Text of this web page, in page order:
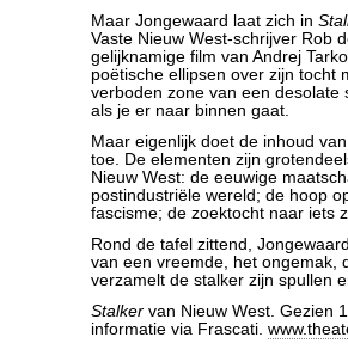
Maar Jongewaard laat zich in
Vaste Nieuw West-schrijver Rob
gelijknamige film van Andrej
poëtische ellipsen over zijn tocht
verboden zone van een desolate
als je er naar binnen gaat.
Maar eigenlijk doet de inhoud
toe. De elementen zijn
Nieuw West: de eeuwige
postindustriële wereld; de hoop
fascisme; de zoektocht naar iets
Rond de tafel zittend,
van een vreemde, het ongemak,
verzamelt de stalker zijn spullen
Stalker van Nieuw West. Gezien
informatie via Frascati.